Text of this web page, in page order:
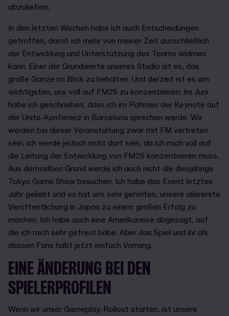
abzuliefern.
In den letzten Wochen habe ich auch Entscheidungen
getroffen, damit ich mehr von meiner Zeit ausschließlich
der Entwicklung und Unterstützung des Teams widmen
kann. Einer der Grundwerte unseres Studio ist es, das
große Ganze im Blick zu behalten. Und derzeit ist es am
wichtigsten, uns voll auf FM25 zu konzentrieren. Im Juni
habe ich geschrieben, dass ich im Rahmen der Keynote auf
der Unite-Konferenz in Barcelona sprechen werde. Wir
werden bei dieser Veranstaltung zwar mit FM vertreten
sein, ich werde jedoch nicht dort sein, da ich mich voll auf
die Leitung der Entwicklung von FM25 konzentrieren muss.
Aus demselben Grund werde ich auch nicht die diesjährige
Tokyo Game Show besuchen. Ich habe das Event letztes
Jahr geliebt und es hat uns sehr geholfen, unsere allererste
Veröffentlichung in Japan zu einem großen Erfolg zu
machen. Ich habe auch eine Amerikareise abgesagt, auf
die ich mich sehr gefreut habe. Aber das Spiel und ihr als
dessen Fans habt jetzt einfach Vorrang.
EINE ÄNDERUNG BEI DEN
SPIELERPROFILEN
Wenn wir unser Gameplay-Rollout starten, ist unsere